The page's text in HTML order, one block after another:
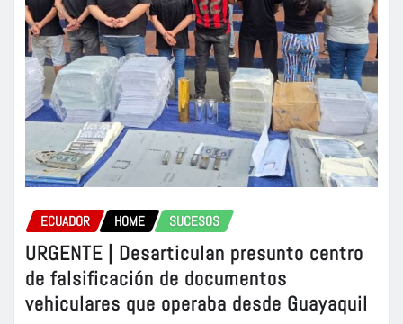
ECUADOR HOME SUCESOS
URGENTE | Desarticulan presunto centro
de falsificación de documentos
vehiculares que operaba desde Guayaquil